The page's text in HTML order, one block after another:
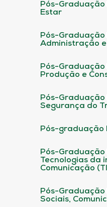
Pós-Graduação
Estar
Pós-Graduação
Administração
Pós-Graduação
Produção e
Pós-Graduação
Segurança do
Pós-graduação
Pós-Graduação
Tecnologias da
Comunicação
Pós-Graduação
Sociais,